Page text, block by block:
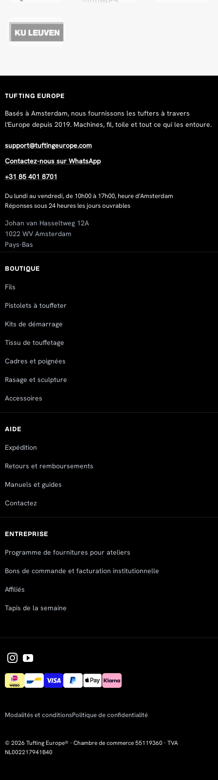
BOUTIQUE
Fils
Pistolets à touffeter
Kits de démarrage
Tissu de touffetage
Cadres et poignées
Rasage et sculpture
Accessoires
AIDE
Expédition
Retours et remboursements
Manuels et guides
Contactez
ENTREPRISE
Programme de fournitures pour ateliers
Bons de commande et facturation institutionnelle
Affiliés
Tapis de la semaine
TUFTING EUROPE
Basés à Amsterdam, nous fournissons les tufters à travers
l'Europe depuis 2019. Machines, fil, toile et tout ce qui les entoure.
support@tuftingeurope.com
Contactez-nous sur WhatsApp
+31 85 401 8701
Du lundi au vendredi, de 10h00 à 17h00, heure d'Amsterdam
Réponses sous 24 heures les jours ouvrables
Johan van Hasseltweg 12A
1022 WV Amsterdam
Pays-Bas
Modalités et conditionsPolitique de confidentialité
© 2026 Tufting Europe® · Chambre de commerce 55119360 · TVA
NL002217941B40